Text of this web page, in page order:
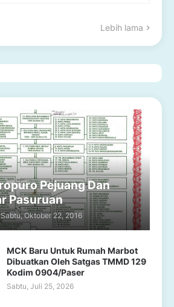
Lebih lama
Pejuang Dan
Pasuruan
Sabtu, Oktober 22, 2016
MCK Baru Untuk Rumah Marbot
Dibuatkan Oleh Satgas TMMD 129
Kodim 0904/Paser
Sabtu, Juli 25, 2026